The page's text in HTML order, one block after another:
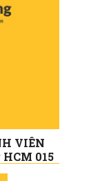
VIÊN
015